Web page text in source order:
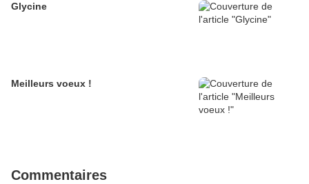
Glycine
Meilleurs voeux !
Commentaires